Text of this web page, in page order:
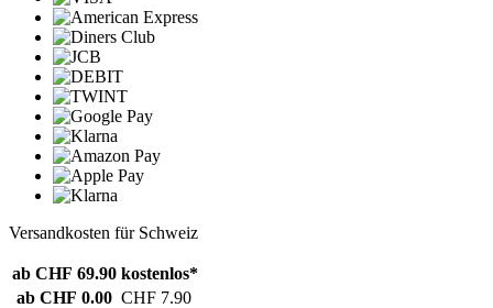
Versandkosten für Schweiz
ab CHF 69.90 kostenlos*
ab CHF 0.00 CHF 7.90